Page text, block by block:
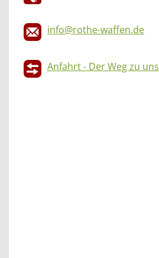
info@rothe-waffen.de
Anfahrt - Der Weg zu uns